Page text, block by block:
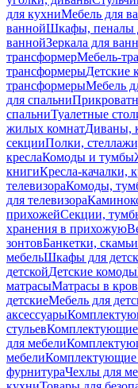
для кухниМебель для
ваннойШкафы, пеналы
ваннойЗеркала для
трансформерМебель-
трансформерыДетские
трансформерыМебель
для спальни
спальниТуалетные
жилых комнатДиваны,
секцииПолки,
креслаКомоды и тумбы
книгиКресла-качалки,
телевизораКомоды,
для телевизора
прихожейСекции,
хранения в прихожую
зонтовБанкетки, скамьи
мебельШкафы для
детскойДетские комоды
матрасыМатрасы в
детскиеМебель для
аксессуары
стульевКомплектующие
для мебели
мебелиКомплектующие
фурнитураЧехлы для